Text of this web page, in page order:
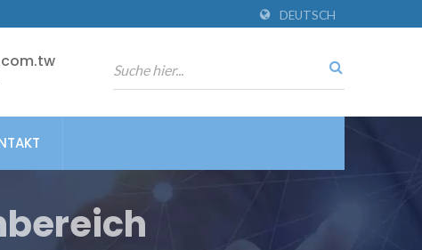
DEUTSCH